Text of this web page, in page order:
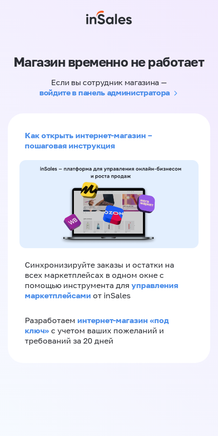
Магазин временно не работает
Если вы сотрудник магазина —
войдите в панель администратора
Как открыть интернет-магазин –
пошаговая инструкция
Синхронизируйте заказы и остатки на
всех маркетплейсах в одном окне с
помощью инструмента для управления
маркетплейсами от inSales
Разработаем интернет-магазин «‎под
ключ»‎ с учетом ваших пожеланий и
требований за 20 дней